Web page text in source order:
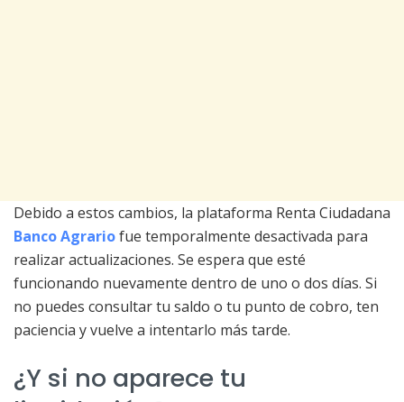
Debido a estos cambios, la plataforma Renta Ciudadana
Banco Agrariofue temporalmente desactivada para
realizar actualizaciones. Se espera que esté
funcionando nuevamente dentro de uno o dos días. Si
no puedes consultar tu saldo o tu punto de cobro, ten
paciencia y vuelve a intentarlo más tarde.
¿Y si no aparece tu